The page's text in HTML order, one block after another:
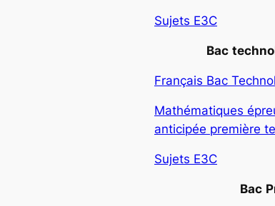
Sujets E3C
Bac
Français Bac
Mathématiques
anticipée première
Sujets E3C
Bac